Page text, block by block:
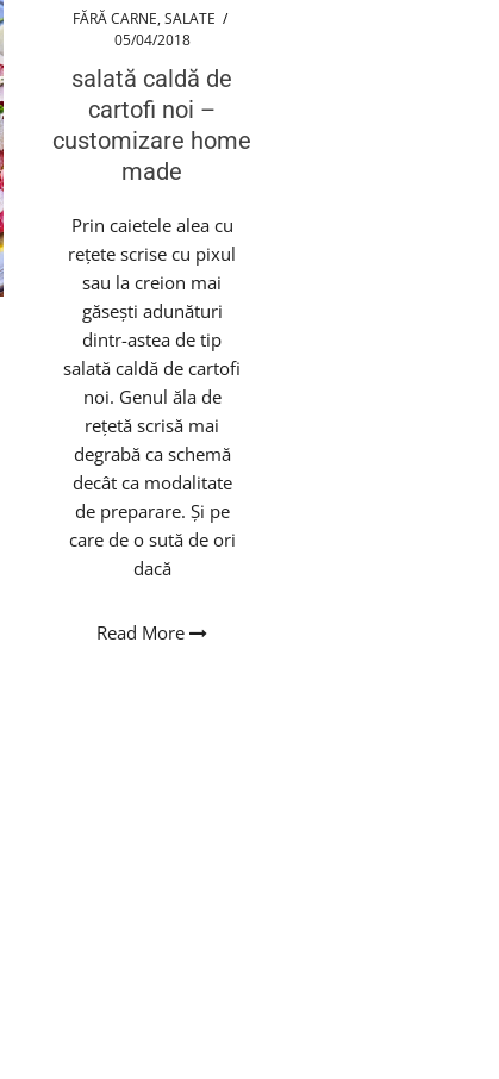
FĂRĂ CARNE,SALATE /
05/04/2018
salată caldă de
cartofi noi –
customizare home
made
Prin caietele alea cu
rețete scrise cu pixul
sau la creion mai
găsești adunături
dintr-astea de tip
salată caldă de cartofi
noi. Genul ăla de
rețetă scrisă mai
degrabă ca schemă
decât ca modalitate
de preparare. Și pe
care de o sută de ori
dacă
Read More